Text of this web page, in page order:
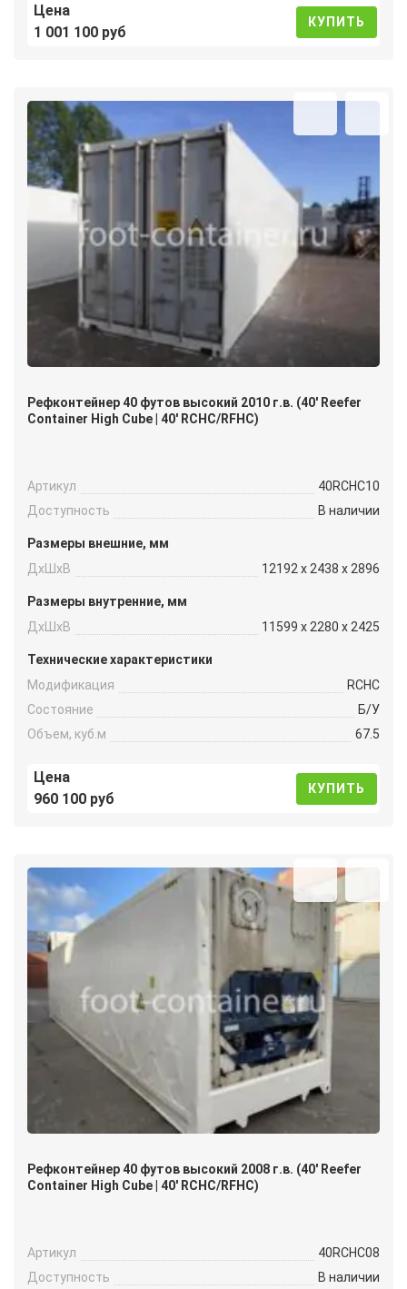
Цена
1 001 100 руб
КУПИТЬ
Рефконтейнер 40 футов высокий 2010 г.в. (40′ Reefer
Container High Cube | 40′ RCHC/RFHC)
Артикул
40RCHC10
Доступность
В наличии
Размеры внешние, мм
ДxШxВ
12192 x 2438 x 2896
Размеры внутренние, мм
ДxШxВ
11599 x 2280 x 2425
Технические характеристики
Модификация
RCHC
Состояние
Б/У
Объем, куб.м
67.5
Цена
960 100 руб
КУПИТЬ
Рефконтейнер 40 футов высокий 2008 г.в. (40′ Reefer
Container High Cube | 40′ RCHC/RFHC)
Артикул
40RCHC08
Доступность
В наличии